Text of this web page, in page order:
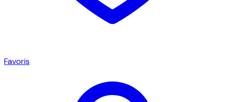
Favoris